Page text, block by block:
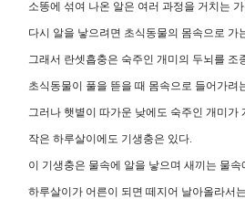
소똥에 섞여 나온 알은 여러 과정을 거치는
다시 알을 낳으려면 초식동물의 몸속으로 가
그래서 란셋흡충은 숙주인 개미의 두뇌를
초식동물이 풀을 뜯을 때 몸속으로 들어가려
그러나 햇볕이 따가운 낮에도 숙주인 개미
작은 하루살이에도 기생충은 있다.
이 기생충은 물속에 알을 낳으며 새끼는 물
하루살이가 어른이 되면 떼지어 날아올라서